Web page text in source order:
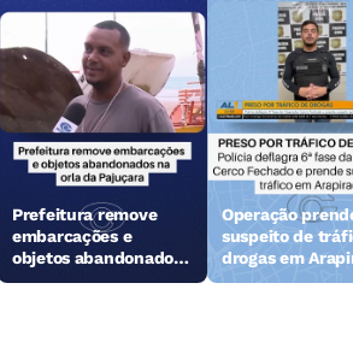
Prefeitura remove
embarcações e
objetos abandonados
na orla da Pajuçara
Operação
suspeito de
drogas em